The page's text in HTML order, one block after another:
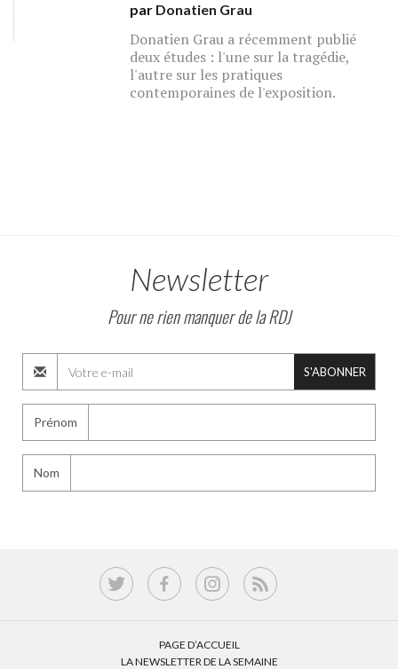
par Donatien Grau
Donatien Grau a récemment publié
deux études : l'une sur la tragédie,
l'autre sur les pratiques
contemporaines de l'exposition.
Newsletter
Pour ne rien manquer de la RDJ
S'ABONNER
Prénom
Nom
PAGE D’ACCUEIL
LA NEWSLETTER DE LA SEMAINE